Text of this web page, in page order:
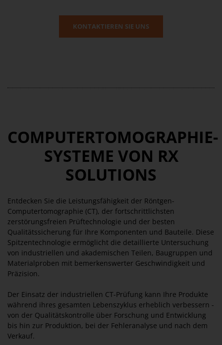
KONTAKTIEREN SIE UNS
COMPUTERTOMOGRAPHIE-
SYSTEME VON RX
SOLUTIONS
Entdecken Sie die Leistungsfähigkeit der Röntgen-
Computertomographie (CT), der fortschrittlichsten
zerstörungsfreien Prüftechnologie und der besten
Qualitätssicherung für Ihre Komponenten und Bauteile. Diese
Spitzentechnologie ermöglicht die detaillierte Untersuchung
von industriellen und akademischen Teilen, Baugruppen und
Materialproben mit bemerkenswerter Geschwindigkeit und
Präzision.
Der Einsatz der industriellen CT-Prüfung kann Ihre Produkte
während ihres gesamten Lebenszyklus erheblich verbessern -
von der Qualitätskontrolle über Forschung und Entwicklung
bis hin zur Produktion, bei der Fehleranalyse und nach dem
Verkauf.